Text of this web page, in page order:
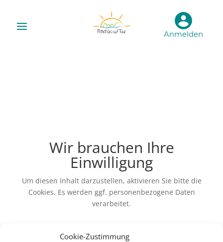
Cookie-Zustimmung
Anmelden
Wir brauchen Ihre
Einwilligung
Um diesen Inhalt darzustellen, aktivieren Sie bitte die
Cookies. Es werden ggf. personenbezogene Daten
verarbeitet.